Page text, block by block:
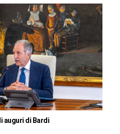
auguri di Bardi